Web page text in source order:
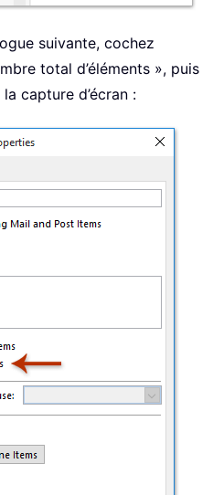
suivante, cochez
total d’éléments », puis
capture d’écran :